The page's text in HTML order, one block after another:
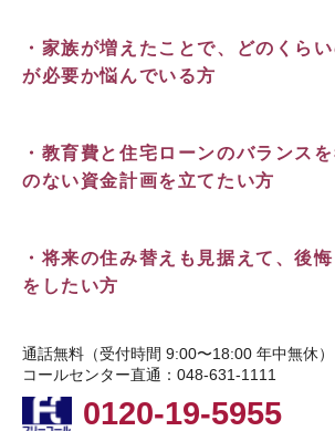
・家族が増えたことで、どのくら
が必要か悩んでいる方
・教育費と住宅ローンのバランス
のない資金計画を立てたい方
・将来の住み替えも見据えて、後
をしたい方
通話無料（受付時間 9:00〜18:00 年中無休）
コールセンター直通：048-631-1111
0120-19-5955